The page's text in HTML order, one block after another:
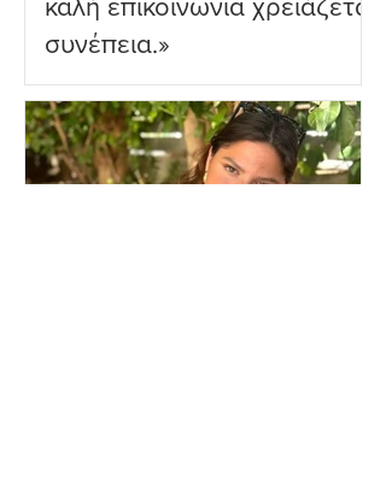
καλή επικοινωνία χρειάζεται
συνέπεια.»